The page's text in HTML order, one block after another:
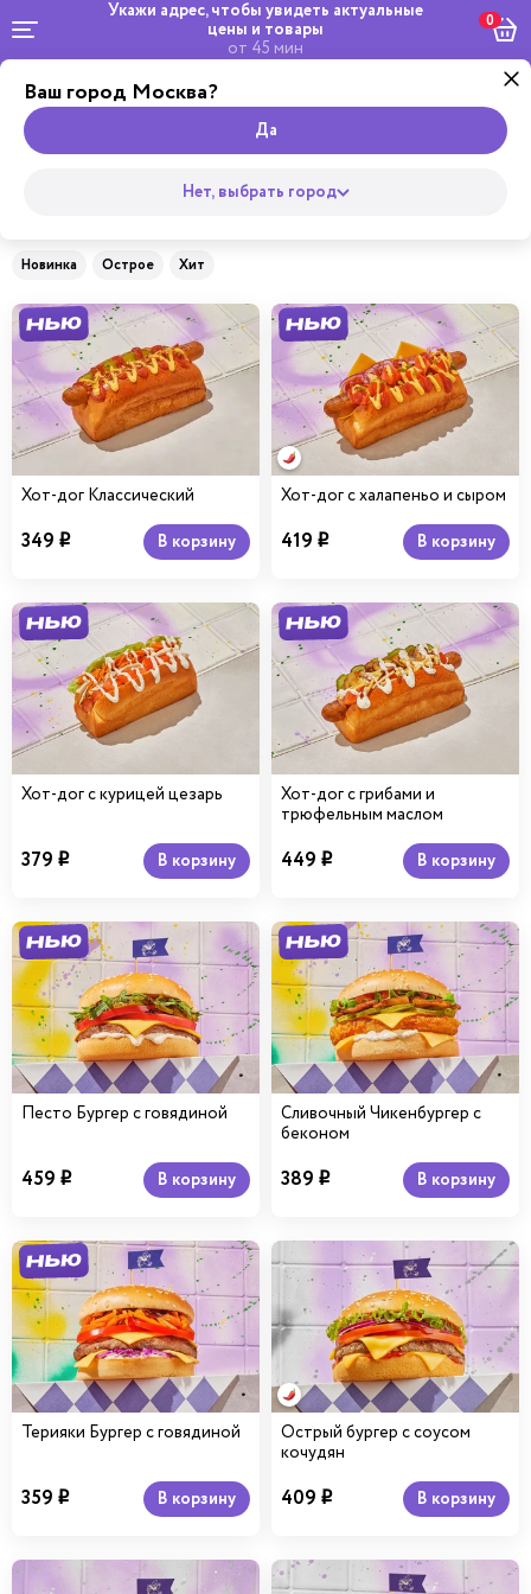
Укажи адрес, чтобы увидеть актуальные
цены и товары
от 45 мин
Ваш город Москва?
Да
Нет, выбрать город
0
Роллы
Комбо и
Новинка Острое Хит
Хот-дог Классический
349 i В корзину
Хот-дог с халапеньо и сыром
419 i В корзину
Хот-дог с курицей цезарь
379 i В корзину
Хот-дог с грибами и
трюфельным маслом
449 i В корзину
Песто Бургер с говядиной
459 i В корзину
Сливочный Чикенбургер с
беконом
389 i В корзину
Терияки Бургер с говядиной
359 i В корзину
Острый бургер с соусом
кочудян
409 i В корзину